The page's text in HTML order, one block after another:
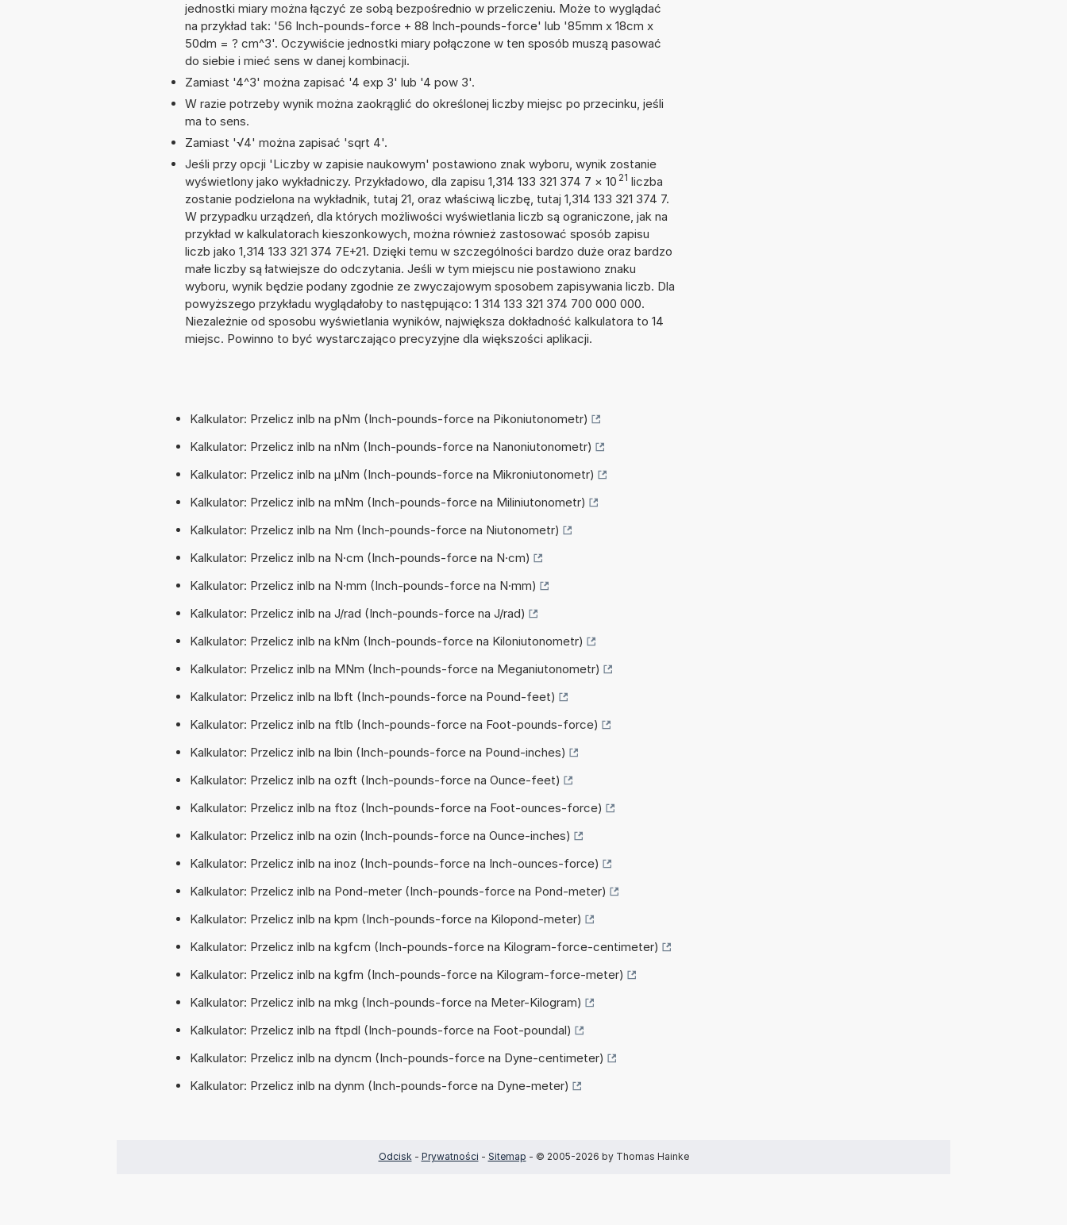
jednostki miary można łączyć ze sobą bezpośrednio w przeliczeniu. Może to wyglądać
na przykład tak: '56 Inch-pounds-force + 88 Inch-pounds-force' lub '85mm x 18cm x
50dm = ? cm^3'. Oczywiście jednostki miary połączone w ten sposób muszą pasować
do siebie i mieć sens w danej kombinacji.
Zamiast '4^3' można zapisać '4 exp 3' lub '4 pow 3'.
W razie potrzeby wynik można zaokrąglić do określonej liczby miejsc po przecinku, jeśli
ma to sens.
Zamiast '√4' można zapisać 'sqrt 4'.
Jeśli przy opcji 'Liczby w zapisie naukowym' postawiono znak wyboru, wynik zostanie
wyświetlony jako wykładniczy. Przykładowo, dla zapisu 1,314 133 321 374 7 × 10 21 liczba
zostanie podzielona na wykładnik, tutaj 21, oraz właściwą liczbę, tutaj 1,314 133 321 374 7.
W przypadku urządzeń, dla których możliwości wyświetlania liczb są ograniczone, jak na
przykład w kalkulatorach kieszonkowych, można również zastosować sposób zapisu
liczb jako 1,314 133 321 374 7E+21. Dzięki temu w szczególności bardzo duże oraz bardzo
małe liczby są łatwiejsze do odczytania. Jeśli w tym miejscu nie postawiono znaku
wyboru, wynik będzie podany zgodnie ze zwyczajowym sposobem zapisywania liczb. Dla
powyższego przykładu wyglądałoby to następująco: 1 314 133 321 374 700 000 000.
Niezależnie od sposobu wyświetlania wyników, największa dokładność kalkulatora to 14
miejsc. Powinno to być wystarczająco precyzyjne dla większości aplikacji.
Kalkulator: Przelicz inlb na pNm (Inch-pounds-force na Pikoniutonometr)
Kalkulator: Przelicz inlb na nNm (Inch-pounds-force na Nanoniutonometr)
Kalkulator: Przelicz inlb na µNm (Inch-pounds-force na Mikroniutonometr)
Kalkulator: Przelicz inlb na mNm (Inch-pounds-force na Miliniutonometr)
Kalkulator: Przelicz inlb na Nm (Inch-pounds-force na Niutonometr)
Kalkulator: Przelicz inlb na N·cm (Inch-pounds-force na N·cm)
Kalkulator: Przelicz inlb na N·mm (Inch-pounds-force na N·mm)
Kalkulator: Przelicz inlb na J/rad (Inch-pounds-force na J/rad)
Kalkulator: Przelicz inlb na kNm (Inch-pounds-force na Kiloniutonometr)
Kalkulator: Przelicz inlb na MNm (Inch-pounds-force na Meganiutonometr)
Kalkulator: Przelicz inlb na lbft (Inch-pounds-force na Pound-feet)
Kalkulator: Przelicz inlb na ftlb (Inch-pounds-force na Foot-pounds-force)
Kalkulator: Przelicz inlb na lbin (Inch-pounds-force na Pound-inches)
Kalkulator: Przelicz inlb na ozft (Inch-pounds-force na Ounce-feet)
Kalkulator: Przelicz inlb na ftoz (Inch-pounds-force na Foot-ounces-force)
Kalkulator: Przelicz inlb na ozin (Inch-pounds-force na Ounce-inches)
Kalkulator: Przelicz inlb na inoz (Inch-pounds-force na Inch-ounces-force)
Kalkulator: Przelicz inlb na Pond-meter (Inch-pounds-force na Pond-meter)
Kalkulator: Przelicz inlb na kpm (Inch-pounds-force na Kilopond-meter)
Kalkulator: Przelicz inlb na kgfcm (Inch-pounds-force na Kilogram-force-centimeter)
Kalkulator: Przelicz inlb na kgfm (Inch-pounds-force na Kilogram-force-meter)
Kalkulator: Przelicz inlb na mkg (Inch-pounds-force na Meter-Kilogram)
Kalkulator: Przelicz inlb na ftpdl (Inch-pounds-force na Foot-poundal)
Kalkulator: Przelicz inlb na dyncm (Inch-pounds-force na Dyne-centimeter)
Kalkulator: Przelicz inlb na dynm (Inch-pounds-force na Dyne-meter)
Odcisk - Prywatności - Sitemap - © 2005-2026 by Thomas Hainke